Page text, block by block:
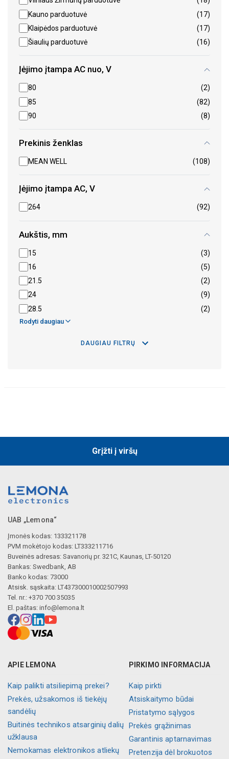
Kauno parduotuvė
(17)
Klaipėdos parduotuvė
(17)
Šiaulių parduotuvė
(16)
Įėjimo įtampa AC nuo, V
80
(2)
85
(82)
90
(8)
Prekinis ženklas
MEAN WELL (108)
Įėjimo įtampa AC, V
264 (92)
Aukštis, mm
15
(3)
16
(5)
21.5
(2)
24
(9)
28.5
(2)
Rodyti daugiau
DAUGIAU FILTRŲ
Grįžti į viršų
UAB „Lemona“
Įmonės kodas: 133321178
PVM mokėtojo kodas: LT333211716
Buveinės adresas: Savanorių pr. 321C, Kaunas, LT-50120
Bankas: Swedbank, AB
Banko kodas: 73000
Atsisk. sąskaita: LT437300010002507993
Tel. nr.: +370 700 35035
El. paštas: info@lemona.lt
APIE LEMONA
Kaip palikti atsiliepimą prekei?
Prekės, užsakomos iš tiekėjų
sandėlių
Buitinės technikos atsarginių dalių
užklausa
Nemokamas elektronikos atliekų
PIRKIMO INFORMACIJA
Kaip pirkti
Atsiskaitymo būdai
Pristatymo sąlygos
Prekės grąžinimas
Garantinis aptarnavimas
Pretenzija dėl brokuotos